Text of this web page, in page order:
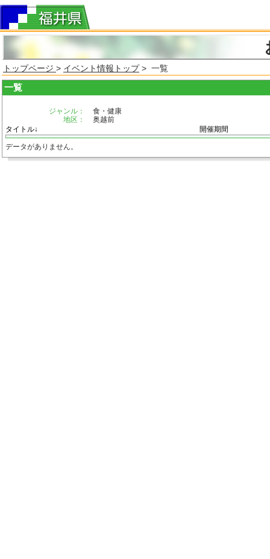
トップページ > イベント情報トップ> 一覧
一覧
ジャンル：
食・健康
地区：
奥越前
タイトル↓
開催期間
データがありません。